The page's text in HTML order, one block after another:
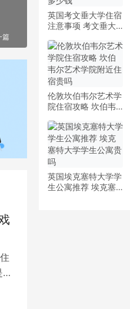
篇
英国考文垂大学住宿
注意事项 考文垂大
少钱
伦敦坎伯韦尔艺术学
院住宿攻略 坎伯韦
贵吗
英国埃克塞特大学学
生公寓推荐 埃克塞